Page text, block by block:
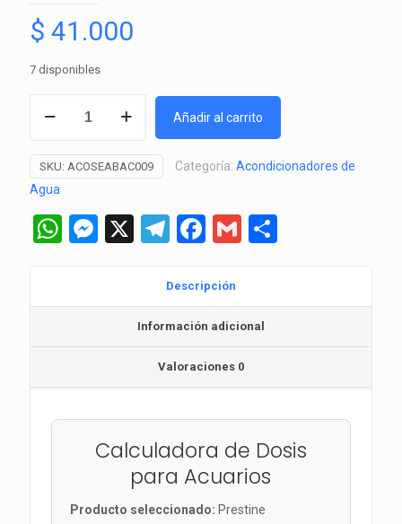
$ 41.000
7 disponibles
Seachem
cantidad
Añadir al carrito
SKU: ACOSEABAC009 Categoría: Acondicionadores de
Agua
WhatsApp
Messenger
X Telegram
Facebook
Gmail
Descripción
Información adicional
Valoraciones 0
Calculadora de Dosis
para Acuarios
Producto seleccionado: Prestine